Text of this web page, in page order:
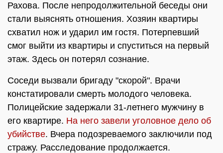
Рахова. После непродолжительной беседы они
стали выяснять отношения. Хозяин квартиры
схватил нож и ударил им гостя. Потерпевший
смог выйти из квартиры и спуститься на первый
этаж. Здесь он потерял сознание.
Соседи вызвали бригаду "скорой". Врачи
констатировали смерть молодого человека.
Полицейские задержали 31-летнего мужчину в
его квартире. На него завели уголовное дело об
убийстве. Вчера подозреваемого заключили под
стражу. Расследование продолжается.